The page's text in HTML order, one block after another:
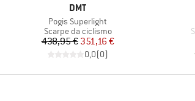
MARCHIO
DMT
Articolo
Pogis Superlight
Gruppo di prodotti
Scarpe da ciclismo
Prezzo
438,95 €Prezzo ridotto
351,16 €
0,0(0)